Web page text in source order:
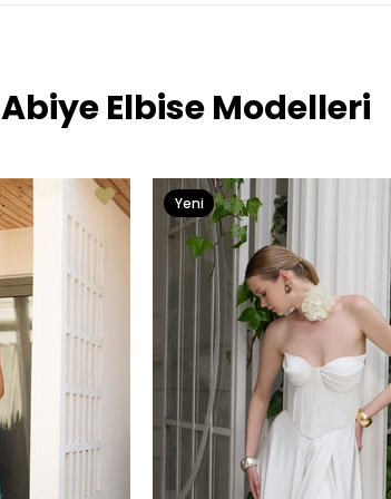
Elbise Modelleri
Yeni
Ürün